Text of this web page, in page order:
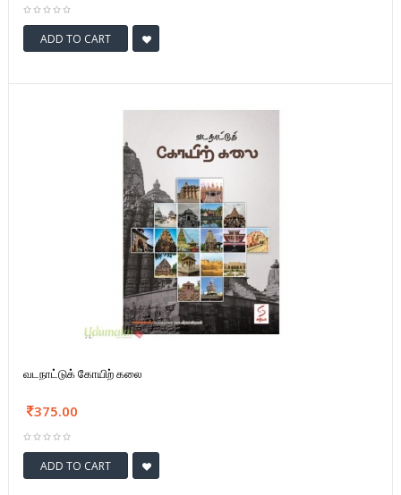
ADD TO CART
வடநாட்டுக் கோயிற் கலை
375.00
ADD TO CART